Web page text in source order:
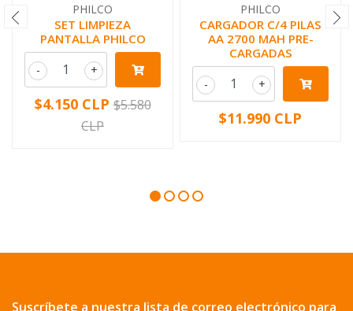
PHILCO
SET LIMPIEZA
PANTALLA PHILCO
+
-
$4.150 CLP $5.580
CLP
PHILCO
CARGADOR C/4 PILAS
AA 2700 MAH PRE-
CARGADAS
+
-
$11.990 CLP
Suscríbete a nuestra lista de correo electrónico para